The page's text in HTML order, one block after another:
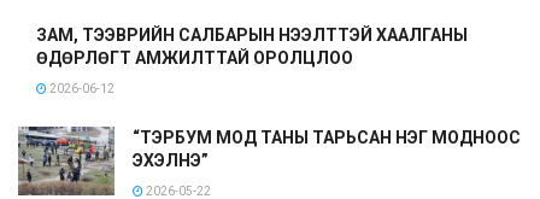
ЗАМ, ТЭЭВРИЙН САЛБАРЫН НЭЭЛТТЭЙ ХААЛГАНЫ
ӨДӨРЛӨГТ АМЖИЛТТАЙ ОРОЛЦЛОО
2026-06-12
“ТЭРБУМ МОД ТАНЫ ТАРЬСАН НЭГ МОДНООС
ЭХЭЛНЭ”
2026-05-22